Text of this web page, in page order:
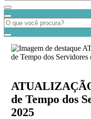
de Tempo dos
2025